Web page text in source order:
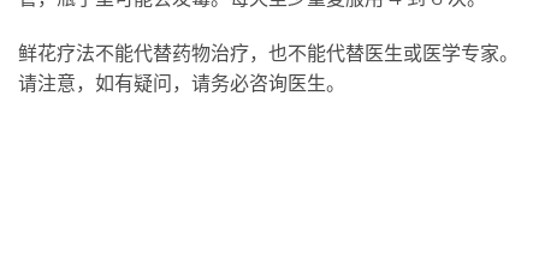
鲜花疗法不能代替药物治疗，也不能代替医生或医学专家。
请注意，如有疑问，请务必咨询医生。